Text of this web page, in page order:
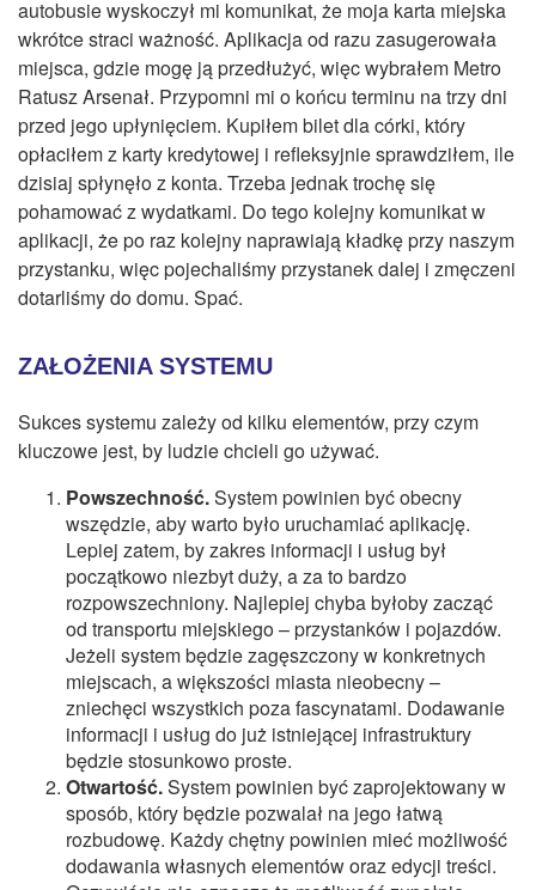
autobusie wyskoczył mi komunikat, że moja karta miejska
wkrótce straci ważność. Aplikacja od razu zasugerowała
miejsca, gdzie mogę ją przedłużyć, więc wybrałem Metro
Ratusz Arsenał. Przypomni mi o końcu terminu na trzy dni
przed jego upłynięciem. Kupiłem bilet dla córki, który
opłaciłem z karty kredytowej i refleksyjnie sprawdziłem, ile
dzisiaj spłynęło z konta. Trzeba jednak trochę się
pohamować z wydatkami. Do tego kolejny komunikat w
aplikacji, że po raz kolejny naprawiają kładkę przy naszym
przystanku, więc pojechaliśmy przystanek dalej i zmęczeni
dotarliśmy do domu. Spać.
ZAŁOŻENIA SYSTEMU
Sukces systemu zależy od kilku elementów, przy czym
kluczowe jest, by ludzie chcieli go używać.
Powszechność.System powinien być obecny
wszędzie, aby warto było uruchamiać aplikację.
Lepiej zatem, by zakres informacji i usług był
początkowo niezbyt duży, a za to bardzo
rozpowszechniony. Najlepiej chyba byłoby zacząć
od transportu miejskiego – przystanków i pojazdów.
Jeżeli system będzie zagęszczony w konkretnych
miejscach, a większości miasta nieobecny –
zniechęci wszystkich poza fascynatami. Dodawanie
informacji i usług do już istniejącej infrastruktury
będzie stosunkowo proste.
Otwartość.System powinien być zaprojektowany w
sposób, który będzie pozwalał na jego łatwą
rozbudowę. Każdy chętny powinien mieć możliwość
dodawania własnych elementów oraz edycji treści.